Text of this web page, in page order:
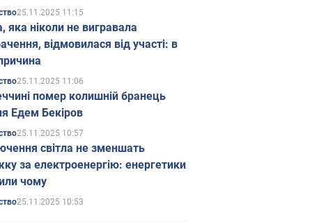
25.11.2025 11:15
яка ніколи не вигравала
відмовилася від участі: в
25.11.2025 11:06
помер колишній бранець
Едем Бекіров
25.11.2025 10:57
світла не зменшать
за електроенергію: енергетики
чому
25.11.2025 10:53